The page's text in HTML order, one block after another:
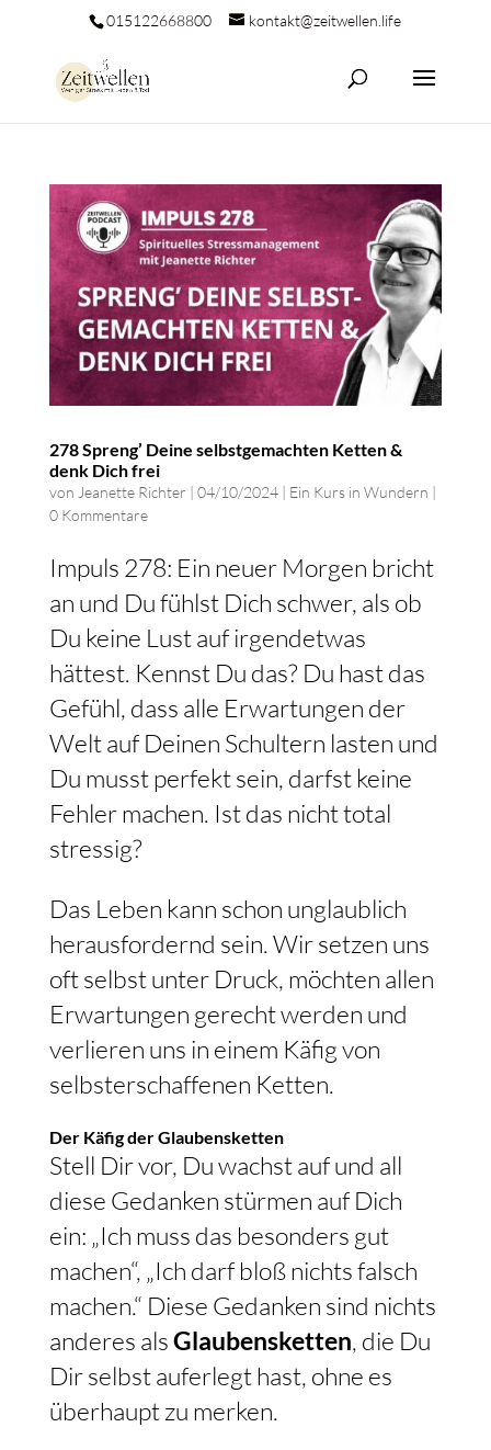
015122668800 kontakt@zeitwellen.life
278 Spreng’ Deine selbstgemachten Ketten &
denk Dich frei
von Jeanette Richter | 04/10/2024| Ein Kurs in Wundern |
0 Kommentare
Impuls 278: Ein neuer Morgen bricht
an und Du fühlst Dich schwer, als ob
Du keine Lust auf irgendetwas
hättest. Kennst Du das? Du hast das
Gefühl, dass alle Erwartungen der
Welt auf Deinen Schultern lasten und
Du musst perfekt sein, darfst keine
Fehler machen. Ist das nicht total
stressig?
Das Leben kann schon unglaublich
herausfordernd sein. Wir setzen uns
oft selbst unter Druck, möchten allen
Erwartungen gerecht werden und
verlieren uns in einem Käfig von
selbsterschaffenen Ketten.
Der Käfig der Glaubensketten
Stell Dir vor, Du wachst auf und all
diese Gedanken stürmen auf Dich
ein: „Ich muss das besonders gut
machen“, „Ich darf bloß nichts falsch
machen.“ Diese Gedanken sind nichts
anderes alsGlaubensketten , die Du
Dir selbst auferlegt hast, ohne es
überhaupt zu merken.